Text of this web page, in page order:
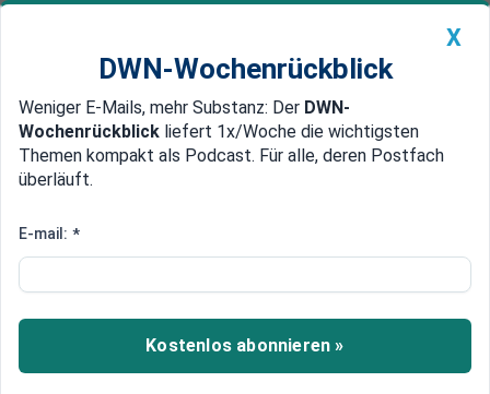
Newsticker MEIN DWN: Geldanlage Premium
Edelmetalle DWN-Magazin China
Bis zu 82 Verletzte
„Rock am Ring“ vorläufig
unterbrochen
Das Musikfestival «Rock am Ring» wurde
X
DWN-Wochenrückblick
Weniger E-Mails, mehr Substanz: Der DWN-
Wochenrückblick liefert 1x/Woche die wichtigsten
Themen kompakt als Podcast. Für alle, deren Postfach
überläuft.
E-mail: *
Kostenlos abonnieren »